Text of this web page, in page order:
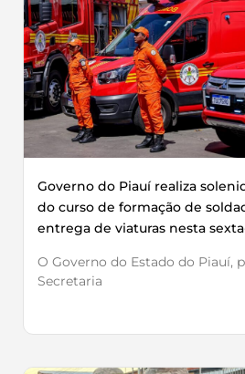
Governo do Piauí realiza
do curso de formação de
entrega de viaturas nesta
O Governo do Estado do Piauí,
Secretaria